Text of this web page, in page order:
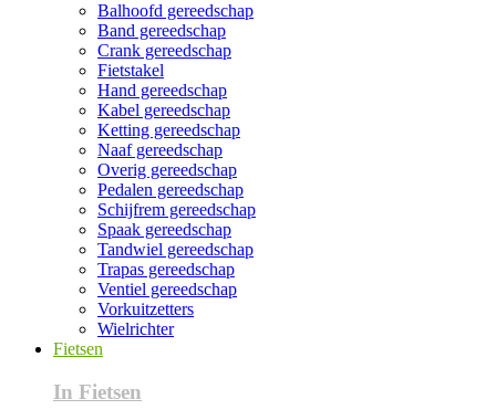
Balhoofd gereedschap
Band gereedschap
Crank gereedschap
Fietstakel
Hand gereedschap
Kabel gereedschap
Ketting gereedschap
Naaf gereedschap
Overig gereedschap
Pedalen gereedschap
Schijfrem gereedschap
Spaak gereedschap
Tandwiel gereedschap
Trapas gereedschap
Ventiel gereedschap
Vorkuitzetters
Wielrichter
Fietsen
In Fietsen